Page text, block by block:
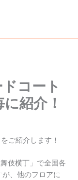
コート
紹介！
ご紹介します！
伎横丁」で全国各
、他のフロアに